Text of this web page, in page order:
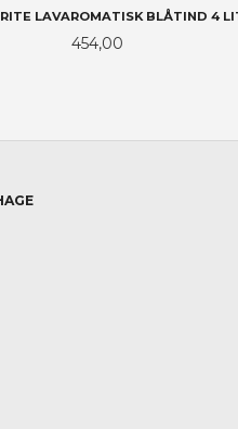
LAVAROMATISK BLÅTIND 4
Pris
454,00